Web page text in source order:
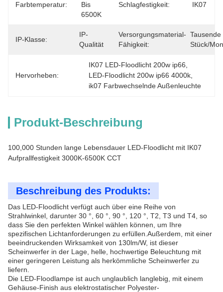
Farbtemperatur:
Bis
6500K
Schlagfestigkeit: IK07
IP-Klasse:
IP-
Qualität
Versorgungsmaterial-
Fähigkeit:
Tausende
Stück/
Hervorheben:
IK07 LED-Floodlicht 200w ip66
LED-Floodlicht 200w ip66 4000k
ik07 Farbwechselnde Außenleuchte
Produkt-Beschreibung
100,000 Stunden lange Lebensdauer LED-Floodlicht mit IK07
Aufprallfestigkeit 3000K-6500K CCT
Beschreibung des Produkts:
Das LED-Floodlicht verfügt auch über eine Reihe von
Strahlwinkel, darunter 30 °, 60 °, 90 °, 120 °, T2, T3 und T4, so
dass Sie den perfekten Winkel wählen können, um Ihre
spezifischen Lichtanforderungen zu erfüllen.Außerdem, mit einer
beeindruckenden Wirksamkeit von 130lm/W, ist dieser
Scheinwerfer in der Lage, helle, hochwertige Beleuchtung mit
einer geringeren Leistung als herkömmliche Scheinwerfer zu
liefern.
Die LED-Floodlampe ist auch unglaublich langlebig, mit einem
Gehäuse-Finish aus elektrostatischer Polyester-